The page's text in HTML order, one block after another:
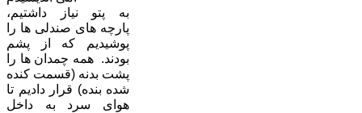
به پتو نیاز داشتیم،
پارچه های صندلی ها را
پوشیدیم که از پشم
بودند. همه چمدان ها را
پشت بدنه (قسمت کنده
شده بنده) قرار دادیم تا
هوای سرد به داخل